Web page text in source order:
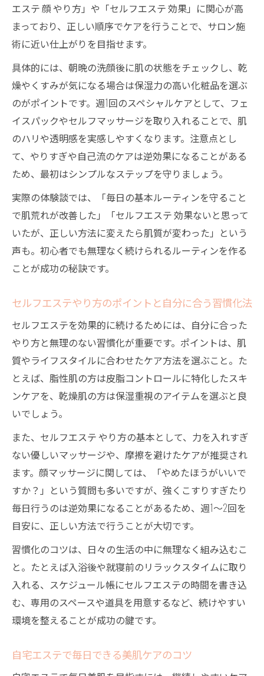
エステ 顔 やり方」や「セルフエステ 効果」に関心が高
まっており、正しい順序でケアを行うことで、サロン施
術に近い仕上がりを目指せます。
具体的には、朝晩の洗顔後に肌の状態をチェックし、乾
燥やくすみが気になる場合は保湿力の高い化粧品を選ぶ
のがポイントです。週1回のスペシャルケアとして、フェ
イスパックやセルフマッサージを取り入れることで、肌
のハリや透明感を実感しやすくなります。注意点とし
て、やりすぎや自己流のケアは逆効果になることがある
ため、最初はシンプルなステップを守りましょう。
実際の体験談では、「毎日の基本ルーティンを守ること
で肌荒れが改善した」「セルフエステ 効果ないと思って
いたが、正しい方法に変えたら肌質が変わった」という
声も。初心者でも無理なく続けられるルーティンを作る
ことが成功の秘訣です。
セルフエステやり方のポイントと自分に合う習慣化法
セルフエステを効果的に続けるためには、自分に合った
やり方と無理のない習慣化が重要です。ポイントは、肌
質やライフスタイルに合わせたケア方法を選ぶこと。た
とえば、脂性肌の方は皮脂コントロールに特化したスキ
ンケアを、乾燥肌の方は保湿重視のアイテムを選ぶと良
いでしょう。
また、セルフエステ やり方の基本として、力を入れすぎ
ない優しいマッサージや、摩擦を避けたケアが推奨され
ます。顔マッサージに関しては、「やめたほうがいいで
すか？」という質問も多いですが、強くこすりすぎたり
毎日行うのは逆効果になることがあるため、週1～2回を
目安に、正しい方法で行うことが大切です。
習慣化のコツは、日々の生活の中に無理なく組み込むこ
と。たとえば入浴後や就寝前のリラックスタイムに取り
入れる、スケジュール帳にセルフエステの時間を書き込
む、専用のスペースや道具を用意するなど、続けやすい
環境を整えることが成功の鍵です。
自宅エステで毎日できる美肌ケアのコツ